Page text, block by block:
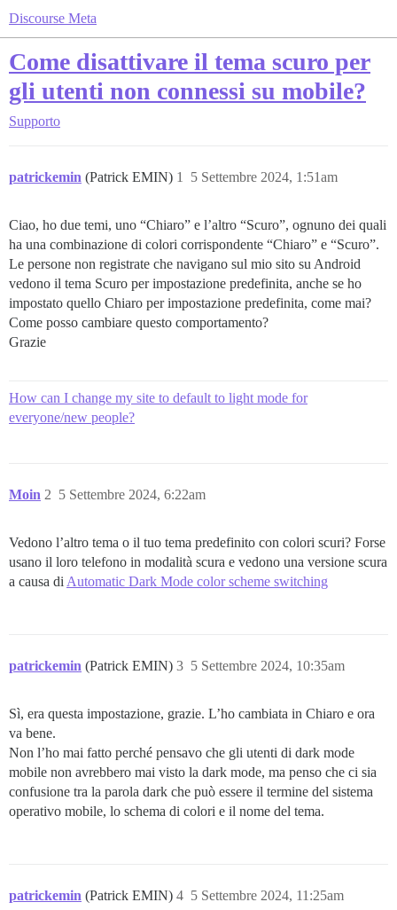
Discourse Meta
Come disattivare il tema scuro per
gli utenti non connessi su mobile?
Supporto
patrickemin (Patrick EMIN) 5 Settembre 2024, 1:51am
1
Ciao, ho due temi, uno “Chiaro” e l’altro “Scuro”, ognuno dei quali
ha una combinazione di colori corrispondente “Chiaro” e “Scuro”.
Le persone non registrate che navigano sul mio sito su Android
vedono il tema Scuro per impostazione predefinita, anche se ho
impostato quello Chiaro per impostazione predefinita, come mai?
Come posso cambiare questo comportamento?
Grazie
How can I change my site to default to light mode for
everyone/new people?
Moin 5 Settembre 2024, 6:22am
2
Vedono l’altro tema o il tuo tema predefinito con colori scuri? Forse
usano il loro telefono in modalità scura e vedono una versione scura
a causa di Automatic Dark Mode color scheme switching
patrickemin (Patrick EMIN) 5 Settembre 2024, 10:35am
3
Sì, era questa impostazione, grazie. L’ho cambiata in Chiaro e ora
va bene.
Non l’ho mai fatto perché pensavo che gli utenti di dark mode
mobile non avrebbero mai visto la dark mode, ma penso che ci sia
confusione tra la parola dark che può essere il termine del sistema
operativo mobile, lo schema di colori e il nome del tema.
patrickemin (Patrick EMIN) 5 Settembre 2024, 11:25am
4